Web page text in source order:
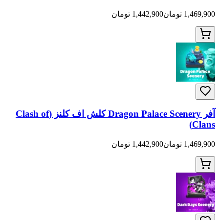
1,442,900 تومان
آفر Dragon Palace Scenery کلش اف کلنز (Clash of
1,442,900 تومان